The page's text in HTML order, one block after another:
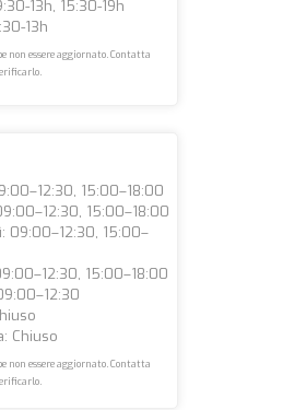
13h, 15:30-19h
13h
non essere aggiornato. Contatta
15:00–18:00
15:00–18:00
09:00–12:30, 15:00–
15:00–18:00
Chiuso
non essere aggiornato. Contatta